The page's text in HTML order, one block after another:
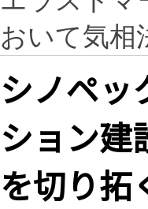
おいて気相
シノペッ
ション建
を切り拓